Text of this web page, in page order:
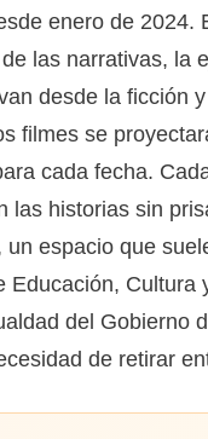
enero de 2024.
las narrativas, la
desde la ficción
filmes se
cada fecha.
las historias sin
un espacio que
Educación, Cultura
del Gobierno
de retirar